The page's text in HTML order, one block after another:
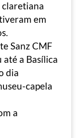
claretiana
em
Sanz CMF
até a Basílica
dia
capela
a